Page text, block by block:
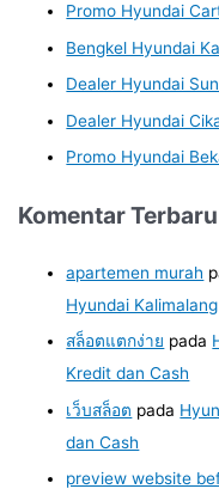
Promo Hyundai
Bengkel Hyundai
Dealer Hyundai
Dealer Hyundai
Promo Hyundai
Komentar Terbaru
apartemen murah
Hyundai Kalimalang
สล็อตแตกง่าย pada
Kredit dan Cash
เว็บสล็อต pada
dan Cash
preview website